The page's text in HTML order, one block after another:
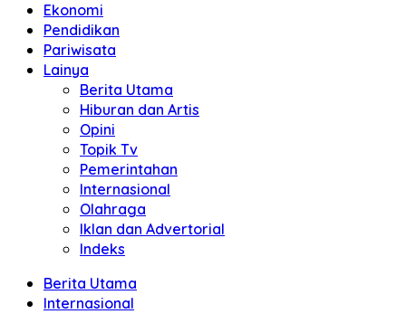
Ekonomi
Pendidikan
Pariwisata
Lainya
Berita Utama
Hiburan dan Artis
Opini
Topik Tv
Pemerintahan
Internasional
Olahraga
Iklan dan Advertorial
Indeks
Berita Utama
Internasional